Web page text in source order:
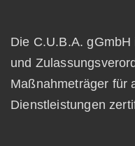
Die C.U.B.A.
und
Maßnahmeträger für
Dienstleistungen